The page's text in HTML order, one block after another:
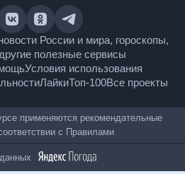
новости России и мира,
и другие полезные сервисы
Условия использования
ЛайкиТоп-100
ресурсе применяются
в соответствии сПравилами